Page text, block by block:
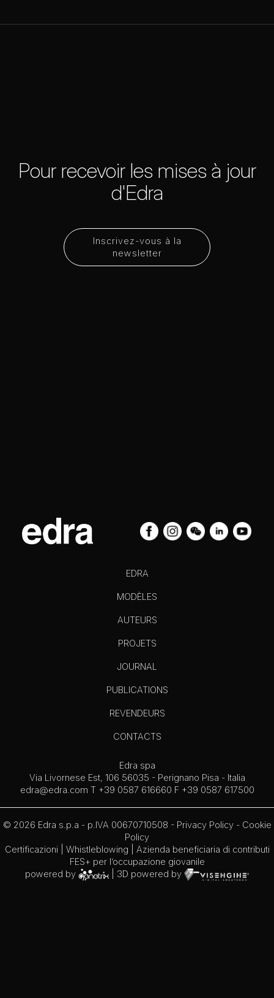
Inscrivez-vous à la
newsletter
Pour recevoir les mises à jour
d'Edra
EDRA
MODÈLES
AUTEURS
PROJETS
JOURNAL
PUBLICATIONS
REVENDEURS
CONTACTS
Edra spa
Via Livornese Est, 106 56035 - Perignano Pisa - Italia
edra@edra.com T +39 0587 616660 F +39 0587 617500
© 2026 Edra s.p.a - p.IVA 00670710508 - Privacy Policy- Cookie
Policy
Certificazioni
Whistleblowing | Azienda beneficiaria di contributi
FES+ per l’occupazione giovanile
powered by
| 3D powered by